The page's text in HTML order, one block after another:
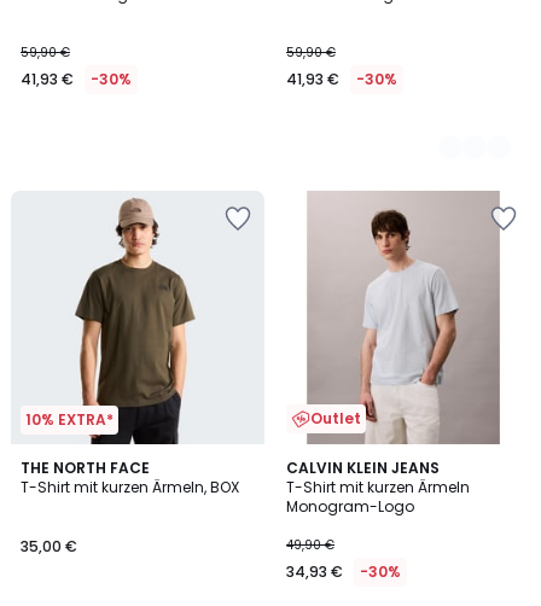
59,90 €
41,93 € -30%
59,90 €
41,93 € -30%
10% EXTRA*
THE NORTH FACE
T-Shirt mit kurzen Ärmeln, BOX
35,00 €
Outlet
CALVIN KLEIN JEANS
T-Shirt mit kurzen Ärmeln
Monogram-Logo
49,90 €
34,93 € -30%